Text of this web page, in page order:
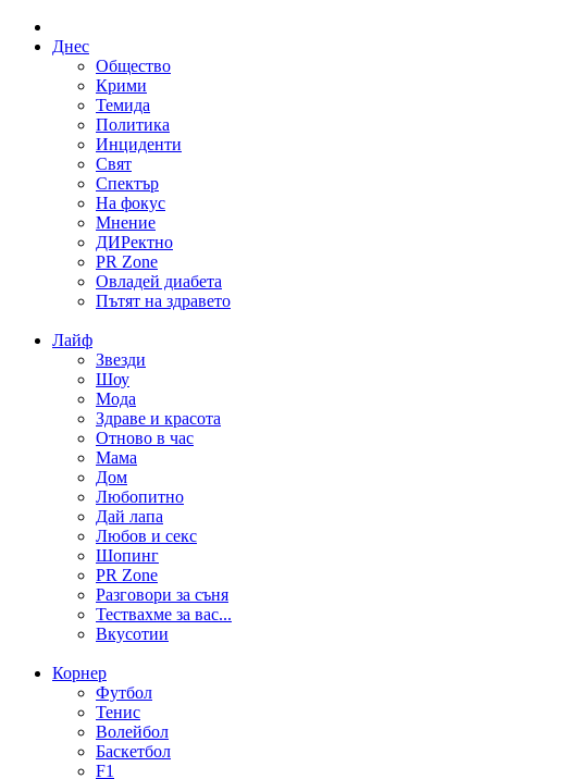
Днес
Общество
Крими
Темида
Политика
Инциденти
Свят
Спектър
На фокус
Мнение
ДИРектно
PR Zone
Овладей диабета
Пътят на здравето
Лайф
Звезди
Шоу
Мода
Здраве и красота
Отново в час
Мама
Дом
Любопитно
Дай лапа
Любов и секс
Шопинг
PR Zone
Разговори за съня
Тествахме за вас...
Вкусотии
Корнер
Футбол
Тенис
Волейбол
Баскетбол
F1